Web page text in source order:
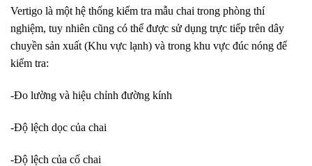
Vertigo là một hệ thống kiểm tra mẫu chai trong phòng thí
nghiệm, tuy nhiên cũng có thể được sử dụng trực tiếp trên dây
chuyền sản xuất (Khu vực lạnh) và trong khu vực đúc nóng để
kiểm tra:
-Đo lường và hiệu chỉnh đường kính
-Độ lệch dọc của chai
-Độ lệch của cổ chai